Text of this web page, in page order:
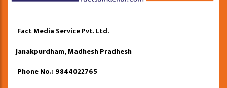
Fact Media Service Pvt. Ltd.
Janakpurdham, Madhesh Pradhesh
Phone No.: 9844022765